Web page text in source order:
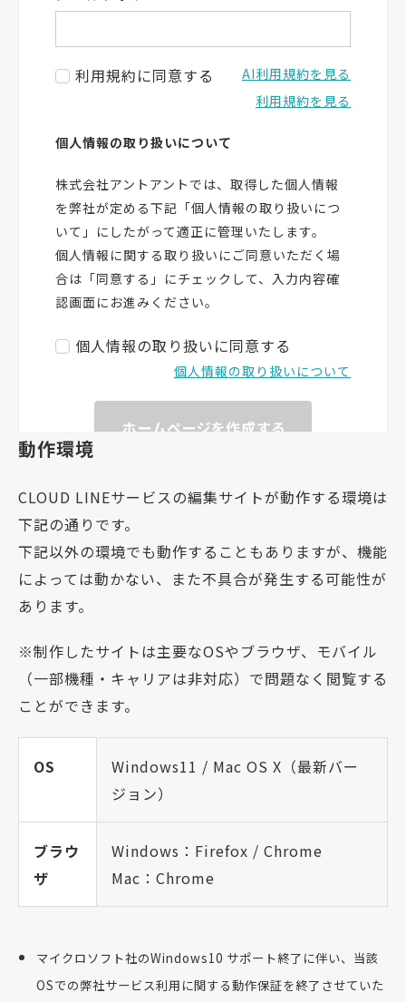
動作環境
CLOUD LINEサービスの編集サイトが動作する環境は
下記の通りです。
下記以外の環境でも動作することもありますが、機能
によっては動かない、また不具合が発生する可能性が
あります。
※制作したサイトは主要なOSやブラウザ、モバイル
（一部機種・キャリアは非対応）で問題なく閲覧する
ことができます。
OS
Windows11 / Mac OS X（最新バー
ジョン）
ブラウ
ザ
Windows：Firefox / Chrome
Mac：Chrome
マイクロソフト社のWindows10 サポート終了に伴い、当該
OSでの弊社サービス利用に関する動作保証を終了させていた